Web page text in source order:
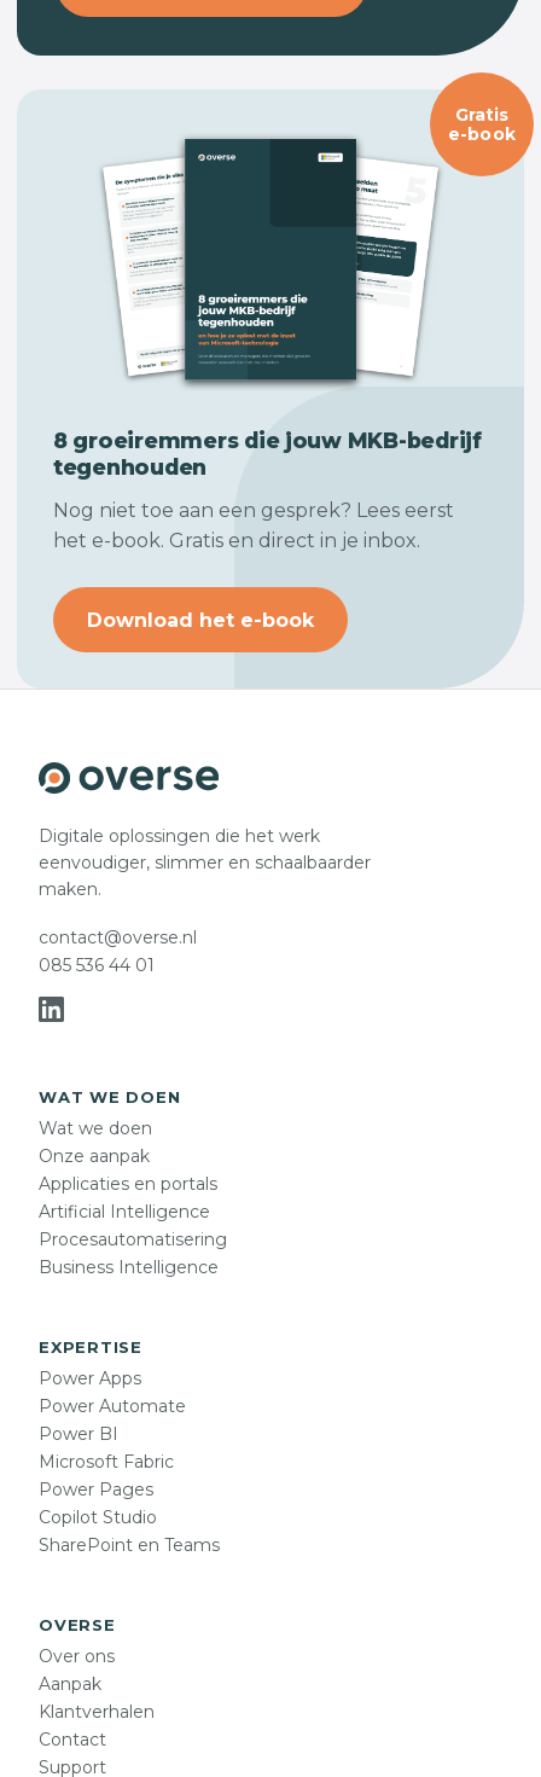
8 groeiremmers die jouw MKB-bedrijf
tegenhouden
Nog niet toe aan een gesprek? Lees eerst
het e-book. Gratis en direct in je inbox.
Download het e-book
Gratis
e-book
Digitale oplossingen die het werk
eenvoudiger, slimmer en schaalbaarder
maken.
contact@overse.nl
085 536 44 01
WAT WE DOEN
Wat we doen
Onze aanpak
Applicaties en portals
Artificial Intelligence
Procesautomatisering
Business Intelligence
EXPERTISE
Power Apps
Power Automate
Power BI
Microsoft Fabric
Power Pages
Copilot Studio
SharePoint en Teams
OVERSE
Over ons
Aanpak
Klantverhalen
Contact
Support